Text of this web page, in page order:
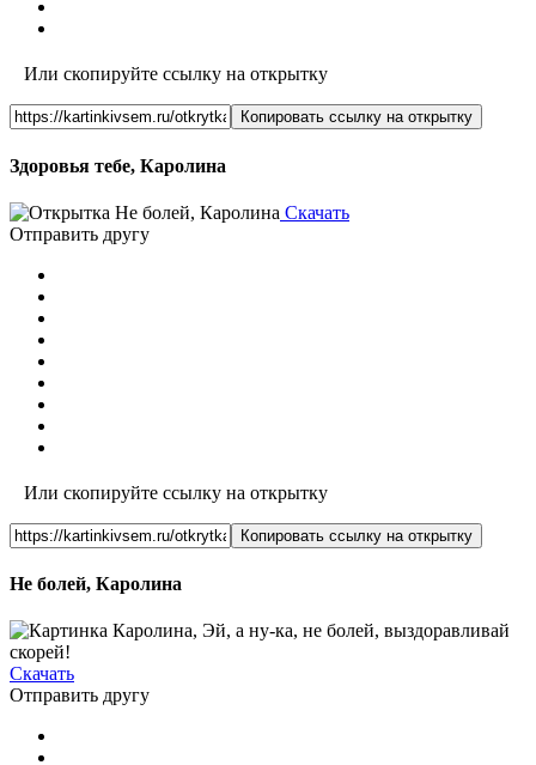
Или скопируйте ссылку на открытку
Копировать ссылку на открытку
Здоровья тебе, Каролина
Скачать
Отправить другу
Или скопируйте ссылку на открытку
Копировать ссылку на открытку
Не болей, Каролина
Скачать
Отправить другу